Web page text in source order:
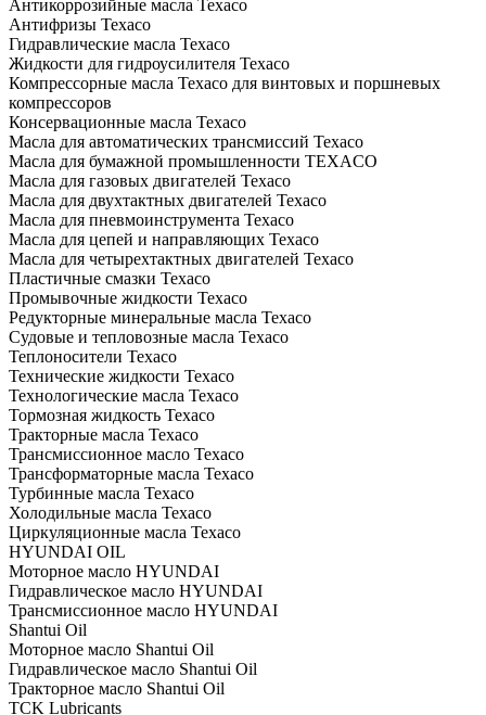
Антикоррозийные масла Texaco
Антифризы Texaco
Гидравлические масла Texaco
Жидкости для гидроусилителя Texaco
Компрессорные масла Texaco для винтовых и поршневых
компрессоров
Консервационные масла Texaco
Масла для автоматических трансмиссий Texaco
Масла для бумажной промышленности TEXACO
Масла для газовых двигателей Texaco
Масла для двухтактных двигателей Texaco
Масла для пневмоинструмента Texaco
Масла для цепей и направляющих Texaco
Масла для четырехтактных двигателей Texaco
Пластичные смазки Texaco
Промывочные жидкости Texaco
Редукторные минеральные масла Texaco
Судовые и тепловозные масла Texaco
Теплоносители Texaco
Технические жидкости Texaco
Технологические масла Texaco
Тормозная жидкость Texaco
Тракторные масла Texaco
Трансмиссионное масло Texaco
Трансформаторные масла Texaco
Турбинные масла Texaco
Холодильные масла Texaco
Циркуляционные масла Texaco
HYUNDAI OIL
Моторное масло HYUNDAI
Гидравлическое масло HYUNDAI
Трансмиссионное масло HYUNDAI
Shantui Oil
Моторное масло Shantui Oil
Гидравлическое масло Shantui Oil
Тракторное масло Shantui Oil
TCK Lubricants